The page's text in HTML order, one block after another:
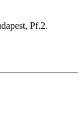
Pf.2.